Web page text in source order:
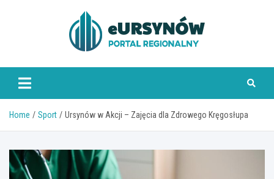
Home Sport Ursynów w Akcji – Zajęcia dla Zdrowego Kręgosłupa